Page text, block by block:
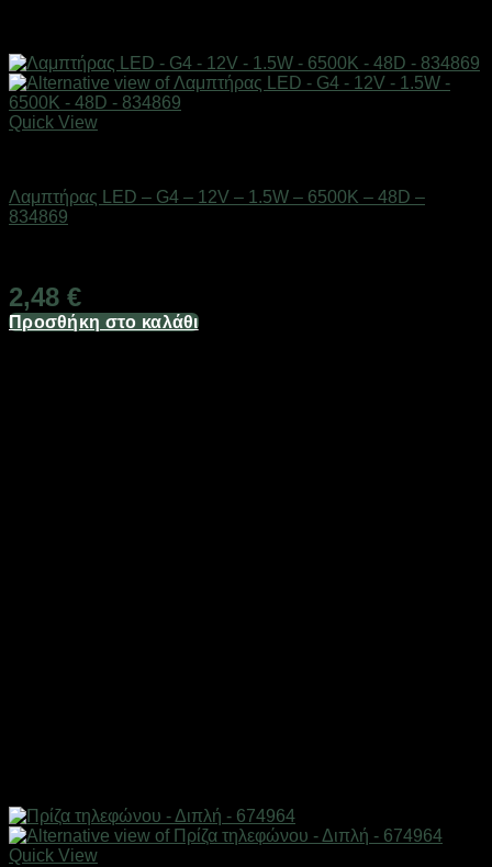
Quick View
Λαμπτήρας LED – G4 – 12V – 1.5W – 6500K – 48D –
834869
2,48 €
Προσθήκη στο καλάθι
Quick View